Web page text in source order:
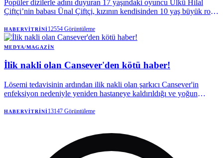
Popüler dizilerle adını duyuran 17 yaşındaki oyuncu Ülkü Hilal
Çiftçi’nin babası Ünal Çiftçi, kızının kendisinden 10 yaş büyük rol
başvurdu. Baba Çiftçi, kızının çalıştığı menajerlik şirketinin de yasal
veli onayı almadan sözleşme yaptığını iddia etti.
HABERVITRINI12554 Görüntüleme
MEDYA/MAGAZIN
İlik nakli olan Cansever'den kötü haber!
Lösemi tedavisinin ardından ilik nakli olan şarkıcı Cansever'in
enfeksiyon nedeniyle yeniden hastaneye kaldırıldığı ve yoğun
HABERVITRINI13147 Görüntüleme